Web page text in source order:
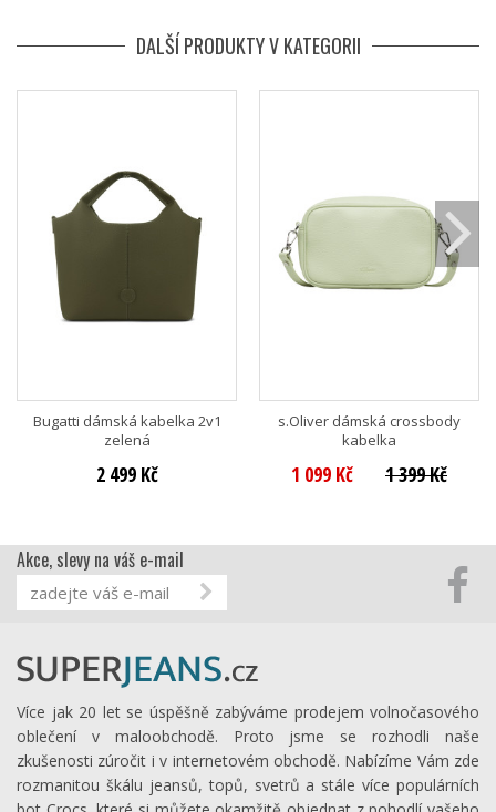
DALŠÍ PRODUKTY V KATEGORII
Bugatti dámská kabelka 2v1
zelená
2 499 Kč
s.Oliver dámská crossbody
kabelka
1 099 Kč 1 399 Kč
Akce, slevy na váš e-mail
Více jak 20 let se úspěšně zabýváme prodejem volnočasového
oblečení v maloobchodě. Proto jsme se rozhodli naše
zkušenosti zúročit i v internetovém obchodě. Nabízíme Vám zde
rozmanitou škálu jeansů, topů, svetrů a stále více populárních